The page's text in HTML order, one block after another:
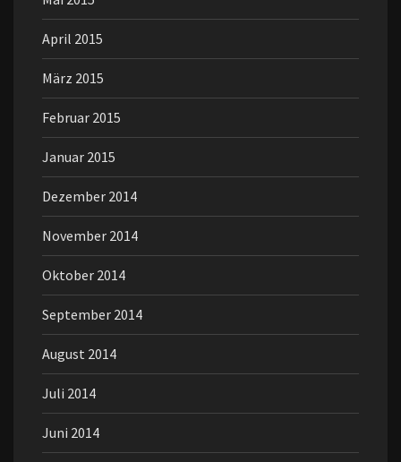
April 2015
März 2015
Februar 2015
Januar 2015
Dezember 2014
November 2014
Oktober 2014
September 2014
August 2014
Juli 2014
Juni 2014